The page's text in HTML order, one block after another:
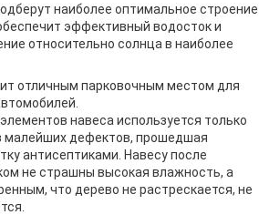
наиболее оптимальное строение
эффективный водосток и
относительно солнца в наиболее
отличным парковочным местом для
навеса используется только
малейших дефектов, прошедшая
антисептиками. Навесу после
не страшны высокая влажность, а
что дерево не растрескается, не